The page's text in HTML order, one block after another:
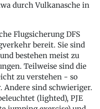
durch Vulkanasche in
Flugsicherung DFS
bereit. Sie sind
bestehen meist zu
Teilweise sind die
zu verstehen - so
Andere sind schwieriger.
(lighted), PJE